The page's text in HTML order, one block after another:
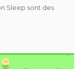
Sleep sont des